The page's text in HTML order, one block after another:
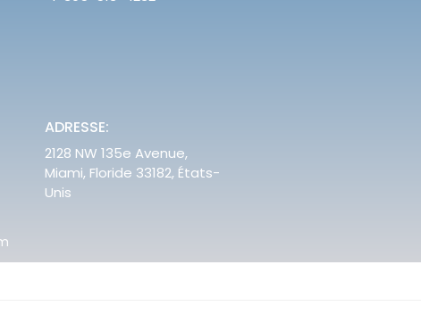
ADRESSE:
2128 NW 135e Avenue,
Miami, Floride 33182, États-
Unis